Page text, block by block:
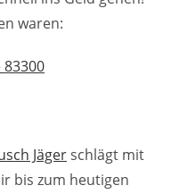
waren:
Jägerschlägt mit
bis zum heutigen